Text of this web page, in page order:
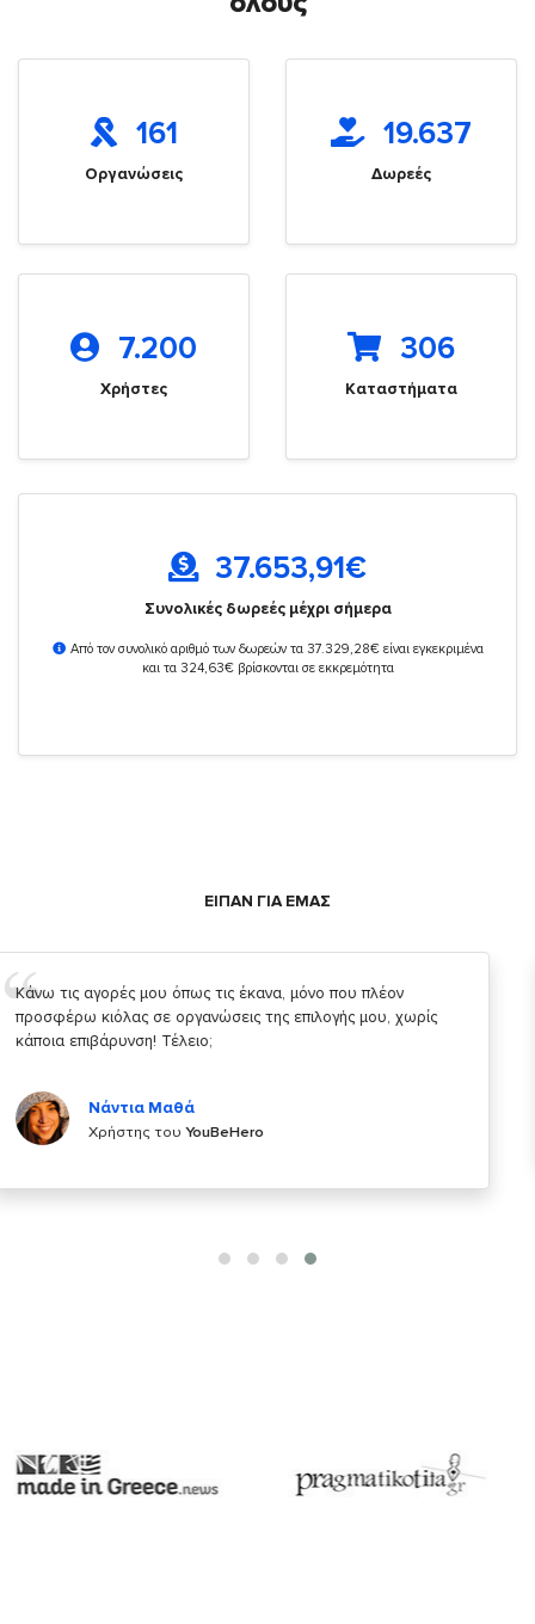
161
Οργανώσεις
19.637
Δωρεές
7.200
Χρήστες
306
Καταστήματα
37.653,91€
Συνολικές δωρεές μέχρι σήμερα
Από τον συνολικό αριθμό των δωρεών τα 37.329,28€ είναι εγκεκριμένα
και τα 324,63€ βρίσκονται σε εκκρεμότητα
ΕΙΠΑΝ ΓΙΑ ΕΜΑΣ
Σας ευχαριστώ που μας δίνετε την δυνατότητα να κάνουμε
κάτι!
Χρήστης του